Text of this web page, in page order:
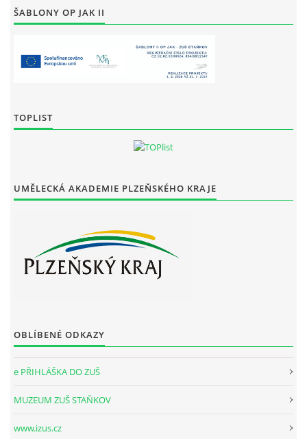
ŠABLONY OP JAK II
TOPLIST
UMĚLECKÁ AKADEMIE PLZEŇSKÉHO KRAJE
OBLÍBENÉ ODKAZY
e PŘIHLÁŠKA DO ZUŠ
MUZEUM ZUŠ STAŇKOV
www.izus.cz